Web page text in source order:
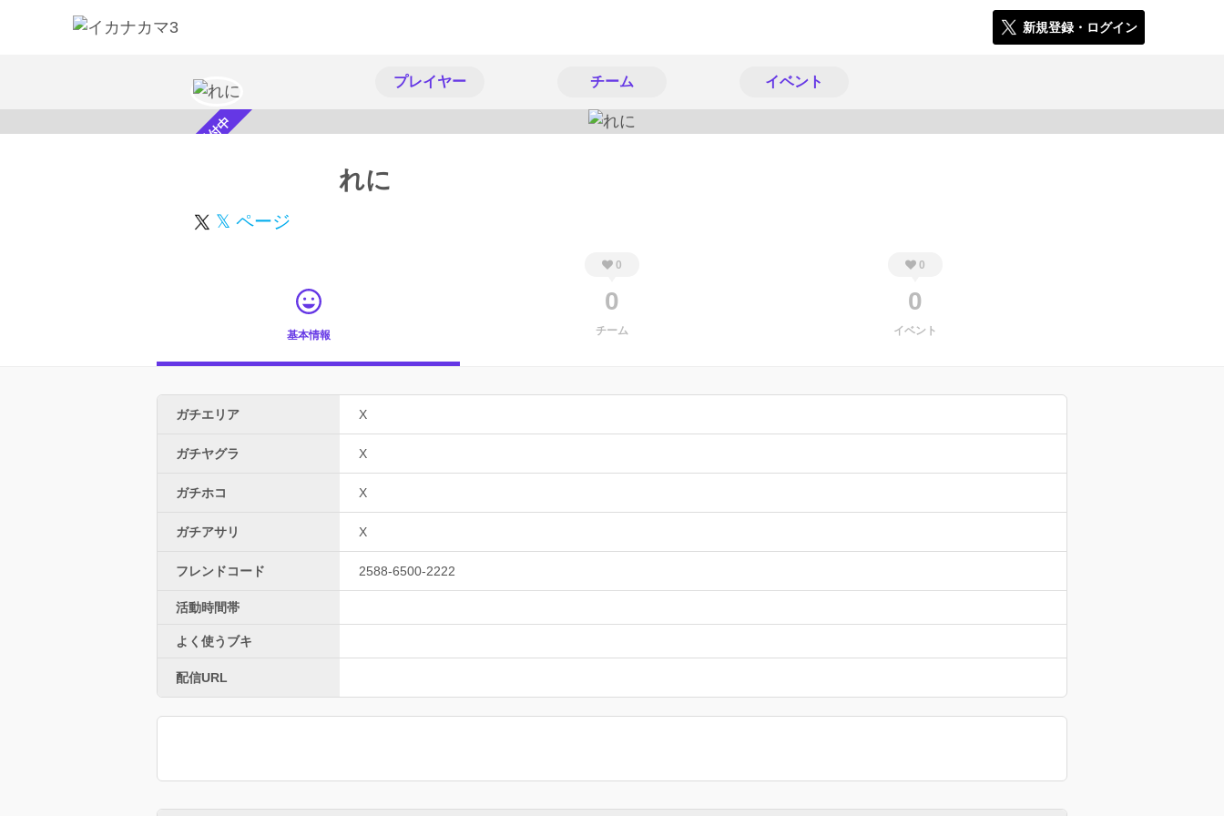
新規登録・ログイン
プレイヤー チーム イベント
スカウト受付中 れに
𝕏 ページ
基本情報
0
0
チーム
0
0
イベント
ガチエリア X
ガチヤグラ X
ガチホコ X
ガチアサリ X
フレンドコード 2588-6500-2222
活動時間帯
よく使うブキ
配信URL